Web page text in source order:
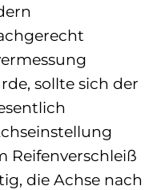
sollte sich der
Reifenverschleiß
die Achse nach